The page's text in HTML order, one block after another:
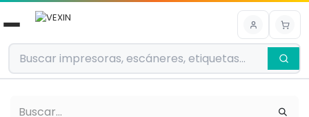
Ir al contenido